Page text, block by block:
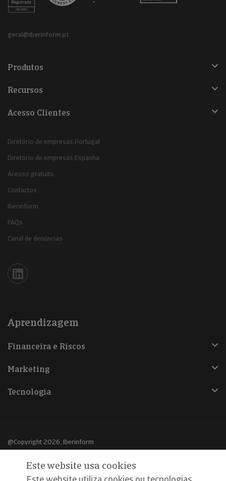
geral@iberinform.pt
Produtos
Recursos
Acesso Clientes
Diretório de empresas Portugal
Diretório de empresas Espanha
Acesso gratuito
Contactos
Iberinform
FAQs
Canal de denúncias
Iberinform en Linkedin
Aprendizagem
Financeira e Riscos
Marketing
Tecnologia
@Copyright 2026, Iberinform
Aviso legalEste website usa cookies